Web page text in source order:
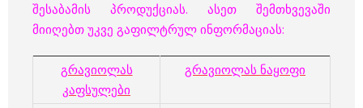
შესაბამის პროდუქციას. ასეთ შემთხვევაში
მიიღებთ უკვე გაფილტრულ ინფორმაციას:
გრავიოლას
კაფსულები
გრავიოლას ნაყოფი